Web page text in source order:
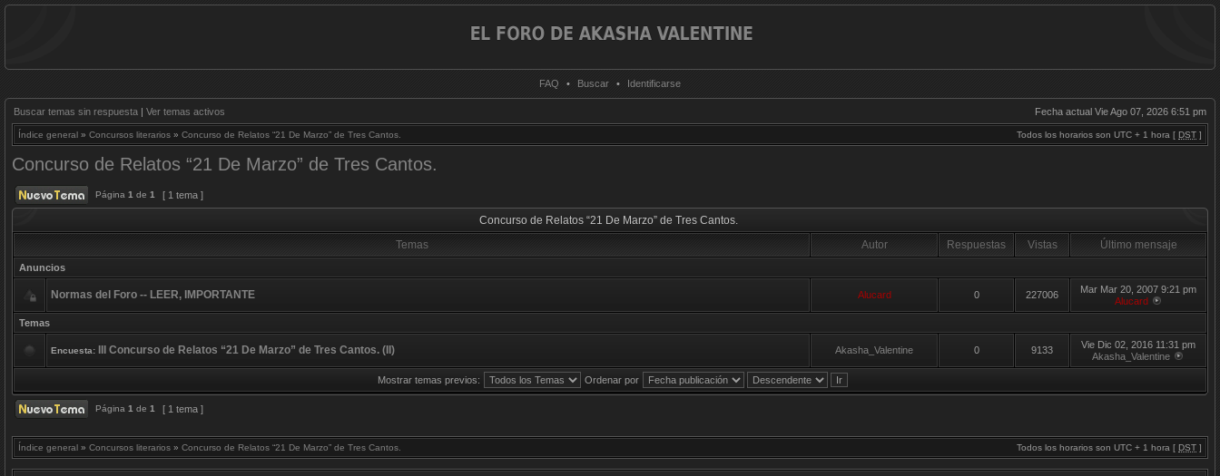
FAQ • Buscar • Identificarse
Buscar temas sin respuesta | Ver temas activos Fecha actual Vie Ago 07, 2026 6:51 pm
Índice general » Concursos literarios » Concurso de Relatos “21 De Marzo” de Tres Cantos. Todos los horarios son UTC + 1 hora [ DST ]
Concurso de Relatos “21 De Marzo” de Tres Cantos.
Página 1 de 1 [ 1 tema ]
Concurso de Relatos “21 De Marzo” de Tres Cantos.
Temas
Autor Respuestas Vistas Último mensaje
Anuncios
Normas del Foro -- LEER, IMPORTANTE Alucard 0 227006
Mar Mar 20, 2007 9:21 pm
Alucard
Temas
Encuesta: III Concurso de Relatos “21 De Marzo” de Tres Cantos. (II) Akasha_Valentine 0 9133
Vie Dic 02, 2016 11:31 pm
Akasha_Valentine
Mostrar temas previos: Ordenar por
Página 1 de 1 [ 1 tema ]
Índice general » Concursos literarios » Concurso de Relatos “21 De Marzo” de Tres Cantos. Todos los horarios son UTC + 1 hora [ DST ]